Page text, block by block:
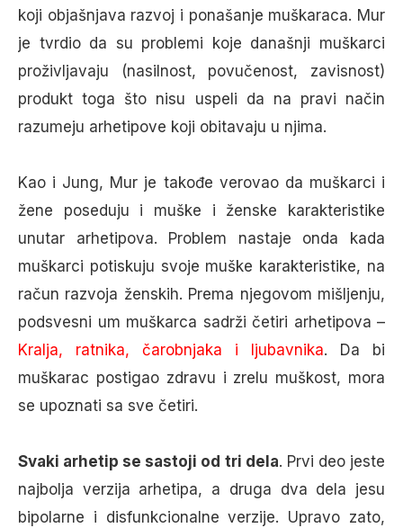
koji objašnjava razvoj i ponašanje muškaraca. Mur
je tvrdio da su problemi koje današnji muškarci
proživljavaju (nasilnost, povučenost, zavisnost)
produkt toga što nisu uspeli da na pravi način
razumeju arhetipove koji obitavaju u njima.
Kao i Jung, Mur je takođe verovao da muškarci i
žene poseduju i muške i ženske karakteristike
unutar arhetipova. Problem nastaje onda kada
muškarci potiskuju svoje muške karakteristike, na
račun razvoja ženskih. Prema njegovom mišljenju,
podsvesni um muškarca sadrži četiri arhetipova –
Kralja, ratnika, čarobnjaka i ljubavnika. Da bi
muškarac postigao zdravu i zrelu muškost, mora
se upoznati sa sve četiri.
Svaki arhetip se sastoji od tri dela. Prvi deo jeste
najbolja verzija arhetipa, a druga dva dela jesu
bipolarne i disfunkcionalne verzije. Upravo zato,